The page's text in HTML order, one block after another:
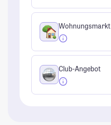
Wohnungsmarkt
Club-Angebot